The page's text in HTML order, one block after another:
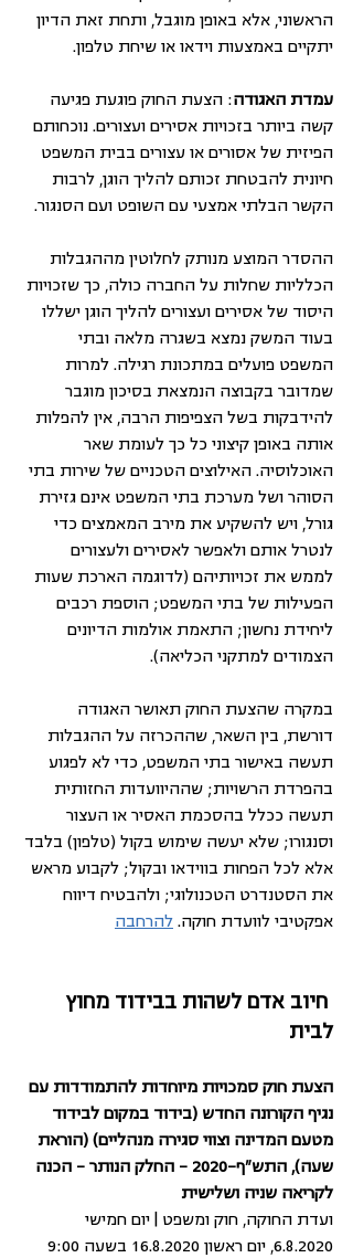
הראשוני, אלא באופן מוגבל, ותחת זאת הדיון
יתקיים באמצעות וידאו או שיחת טלפון.
עמדת האגודה: הצעת החוק פוגעת פגיעה
קשה ביותר בזכויות אסירים ועצורים. נוכחותם
הפיזית של אסורים או עצורים בבית המשפט
חיונית להבטחת זכותם להליך הוגן, לרבות
הקשר הבלתי אמצעי עם השופט ועם הסנגור.
ההסדר המוצע מנותק לחלוטין מההגבלות
הכלליות שחלות על החברה כולה, כך שזכויות
היסוד של אסירים ועצורים להליך הוגן ישללו
בעוד המשק נמצא בשגרה מלאה ובתי
המשפט פועלים במתכונת רגילה. למרות
שמדובר בקבוצה הנמצאת בסיכון מוגבר
להידבקות בשל הצפיפות הרבה, אין להפלות
אותה באופן קיצוני כל כך לעומת שאר
האוכלוסיה. האילוצים הטכניים של שירות בתי
הסוהר ושל מערכת בתי המשפט אינם גזירת
גורל, ויש להשקיע את מירב המאמצים כדי
לנטרל אותם ולאפשר לאסירים ולעצורים
לממש את זכויותיהם (לדוגמה הארכת שעות
הפעילות של בתי המשפט; הוספת רכבים
ליחידת נחשון; התאמת אולמות הדיונים
הצמודים למתקני הכליאה).
במקרה שהצעת החוק תאושר האגודה
דורשת, בין השאר, שההכרזה על ההגבלות
תעשה באישור בתי המשפט, כדי לא לפגוע
בהפרדת הרשויות; שההיוועדות החזותית
תעשה ככלל בהסכמת האסיר או העצור
וסנגורו; שלא יעשה שימוש בקול (טלפון) בלבד
אלא לכל הפחות בווידאו ובקול; לקבוע מראש
את הסטנדרט הטכנולוגי; ולהבטיח דיווח
אפקטיבי לוועדת חוקה. להרחבה
חיוב אדם לשהות בבידוד מחוץ
לבית
הצעת חוק סמכויות מיוחדות להתמודדות עם
נגיף הקורונה החדש (בידוד במקום לבידוד
מטעם המדינה וצווי סגירה מנהליים) (הוראת
שעה), התש"ף-2020 - החלק הנותר - הכנה
לקריאה שניה ושלישית
ועדת החוקה, חוק ומשפט | יום חמישי
6.8.2020, יום ראשון 16.8.2020 בשעה 9:00